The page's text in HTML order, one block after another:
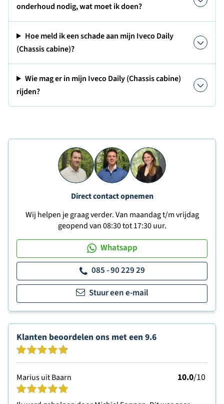
onderhoud nodig, wat moet ik doen?
Hoe meld ik een schade aan mijn Iveco Daily
(Chassis cabine)?
Wie mag er in mijn Iveco Daily (Chassis cabine)
rijden?
Direct contact opnemen
Wij helpen je graag verder. Van maandag t/m vrijdag
geopend van 08:30 tot 17:30 uur.
Whatsapp
085 - 90 229 29
Stuur een e-mail
Klanten beoordelen ons met een 9.6
Marius uit Baarn 10.0/10